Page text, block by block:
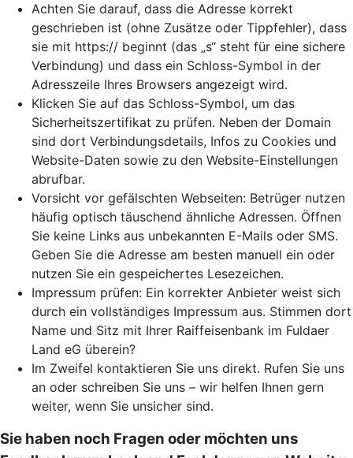
Achten Sie darauf, dass die Adresse korrekt
geschrieben ist (ohne Zusätze oder Tippfehler), dass
sie mit https:// beginnt (das „s“ steht für eine sichere
Verbindung) und dass ein Schloss-Symbol in der
Adresszeile Ihres Browsers angezeigt wird.
Klicken Sie auf das Schloss-Symbol, um das
Sicherheitszertifikat zu prüfen. Neben der Domain
sind dort Verbindungsdetails, Infos zu Cookies und
Website-Daten sowie zu den Website-Einstellungen
abrufbar.
Vorsicht vor gefälschten Webseiten: Betrüger nutzen
häufig optisch täuschend ähnliche Adressen. Öffnen
Sie keine Links aus unbekannten E-Mails oder SMS.
Geben Sie die Adresse am besten manuell ein oder
nutzen Sie ein gespeichertes Lesezeichen.
Impressum prüfen: Ein korrekter Anbieter weist sich
durch ein vollständiges Impressum aus. Stimmen dort
Name und Sitz mit Ihrer Raiffeisenbank im Fuldaer
Land eG überein?
Im Zweifel kontaktieren Sie uns direkt. Rufen Sie uns
an oder schreiben Sie uns – wir helfen Ihnen gern
weiter, wenn Sie unsicher sind.
Sie haben noch Fragen oder möchten uns